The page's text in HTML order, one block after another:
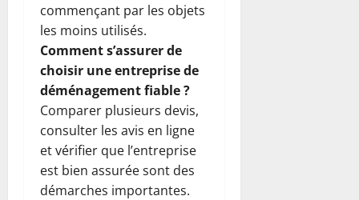
commençant par les objets
les moins utilisés.
Comment s’assurer de
choisir une entreprise de
déménagement fiable ?
Comparer plusieurs devis,
consulter les avis en ligne
et vérifier que l’entreprise
est bien assurée sont des
démarches importantes.